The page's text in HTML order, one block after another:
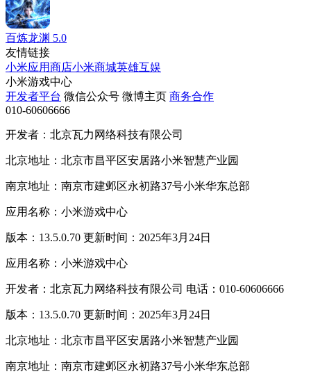
百炼龙渊 5.0
友情链接
小米应用商店小米商城英雄互娱
小米游戏中心
开发者平台 微信公众号 微博主页 商务合作
010-60606666
开发者：北京瓦力网络科技有限公司
北京地址：北京市昌平区安居路小米智慧产业园
南京地址：南京市建邺区永初路37号小米华东总部
应用名称：小米游戏中心
版本：13.5.0.70 更新时间：2025年3月24日
应用名称：小米游戏中心
开发者：北京瓦力网络科技有限公司 电话：010-60606666
版本：13.5.0.70 更新时间：2025年3月24日
北京地址：北京市昌平区安居路小米智慧产业园
南京地址：南京市建邺区永初路37号小米华东总部